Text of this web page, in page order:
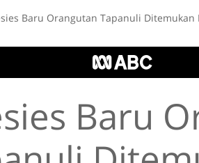
Baru Orangutan Tapanuli Ditemukan
Baru